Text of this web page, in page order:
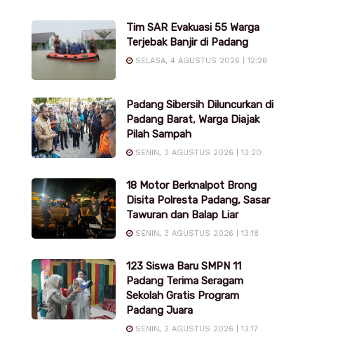
Tim SAR Evakuasi 55 Warga
Terjebak Banjir di Padang
SELASA, 4 AGUSTUS 2026 | 12:28
Padang Sibersih Diluncurkan di
Padang Barat, Warga Diajak
Pilah Sampah
SENIN, 3 AGUSTUS 2026 | 13:20
18 Motor Berknalpot Brong
Disita Polresta Padang, Sasar
Tawuran dan Balap Liar
SENIN, 3 AGUSTUS 2026 | 13:18
123 Siswa Baru SMPN 11
Padang Terima Seragam
Sekolah Gratis Program
Padang Juara
SENIN, 3 AGUSTUS 2026 | 13:17